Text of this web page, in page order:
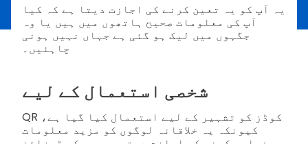
یہ آپ کو یہ تعین کرنے کی اجازت دیتا ہے کہ کیا
آپ کی معلومات صحیح ہاتھوں میں ہیں یا وہ
جگہوں میں لیک ہو گئی ہے جہاں نہیں ہونی
چاہئیں۔
شخصی استعمال کے لیے
QR کوڈز کو تشہیر کے لیے استعمال کیا گیا ہے،
کیونکہ یہ خلاقانہ لوگوں کو مزید معلومات